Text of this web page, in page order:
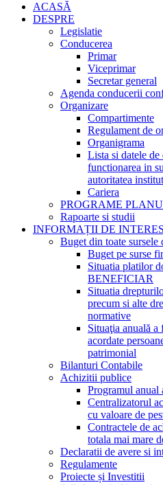
ACASĂ
DESPRE
Legislatie
Conducerea
Primar
Viceprimar
Secretar general
Agenda conducerii
Organizare
Compartimente
Regulament de
Organigrama
Lista si datele
functionarea in
autoritatea
Cariera
PROGRAME
Rapoarte si studii
INFORMAȚII DE
Buget din toate sursele
Buget pe surse
Situatia platilor
BENEFICIAR
Situatia
precum si alte
normative
Situaţia anuală
acordate
patrimonial
Bilanturi Contabile
Achizitii publice
Programul
Centralizatorul
cu valoare de
Contractele de
totala mai mare
Declaratii de avere si
Regulamente
Proiecte și Investitii